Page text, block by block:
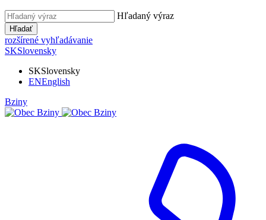
Hľadaný výraz
Hľadať
rozšírené vyhľadávanie
SKSlovensky
SKSlovensky
ENEnglish
Bziny